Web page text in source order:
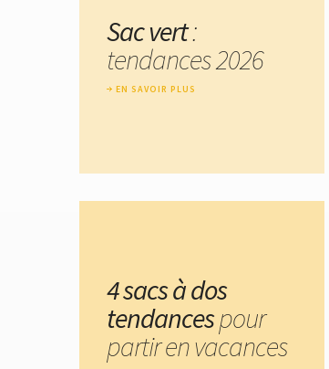
Sac vert:
tendances 2026
EN SAVOIR PLUS
4 sacs à dos
tendancespour
partir en vacances